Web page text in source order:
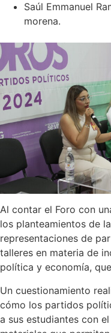
Saúl Emmanuel
morena.
Al contar el Foro con
los planteamientos de
representaciones de
talleres en materia de
política y economía,
Un cuestionamiento
cómo los partidos
a sus estudiantes con